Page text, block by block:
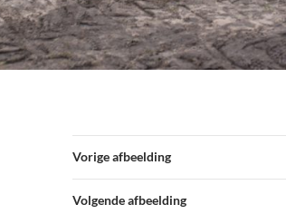
Vorige afbeelding
Volgende afbeelding